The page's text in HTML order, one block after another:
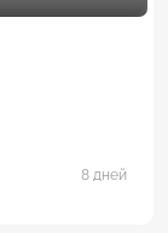
8 дней